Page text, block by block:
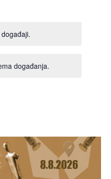
događanja.